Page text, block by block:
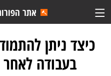
אתר
כיצד ניתן
בעבודה לאחר 14 שנות ותק?